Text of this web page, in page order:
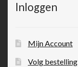
Inloggen
Mijn Account
Volg bestelling